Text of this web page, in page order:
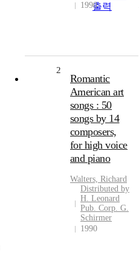
출력
1990
2
Romantic
American art
songs : 50
songs by 14
composers,
for high voice
and piano
Walters, Richard
Distributed by
H. Leonard
Pub. Corp. G.
Schirmer
1990